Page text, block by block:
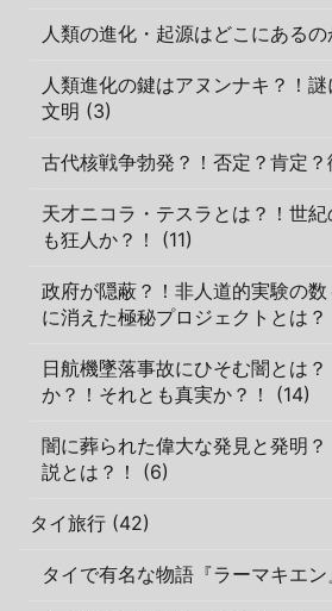
人類の進化・起源はどこにある
人類進化の鍵はアヌンナキ？！
文明 (3)
古代核戦争勃発？！否定？肯定
天才ニコラ・テスラとは？！世
も狂人か？！ (11)
政府が隠蔽？！非人道的実験の
に消えた極秘プロジェクトとは
日航機墜落事故にひそむ闇とは
か？！それとも真実か？！ (14)
闇に葬られた偉大な発見と発明
説とは？！ (6)
タイ旅行 (42)
タイで有名な物語『ラーマキエ